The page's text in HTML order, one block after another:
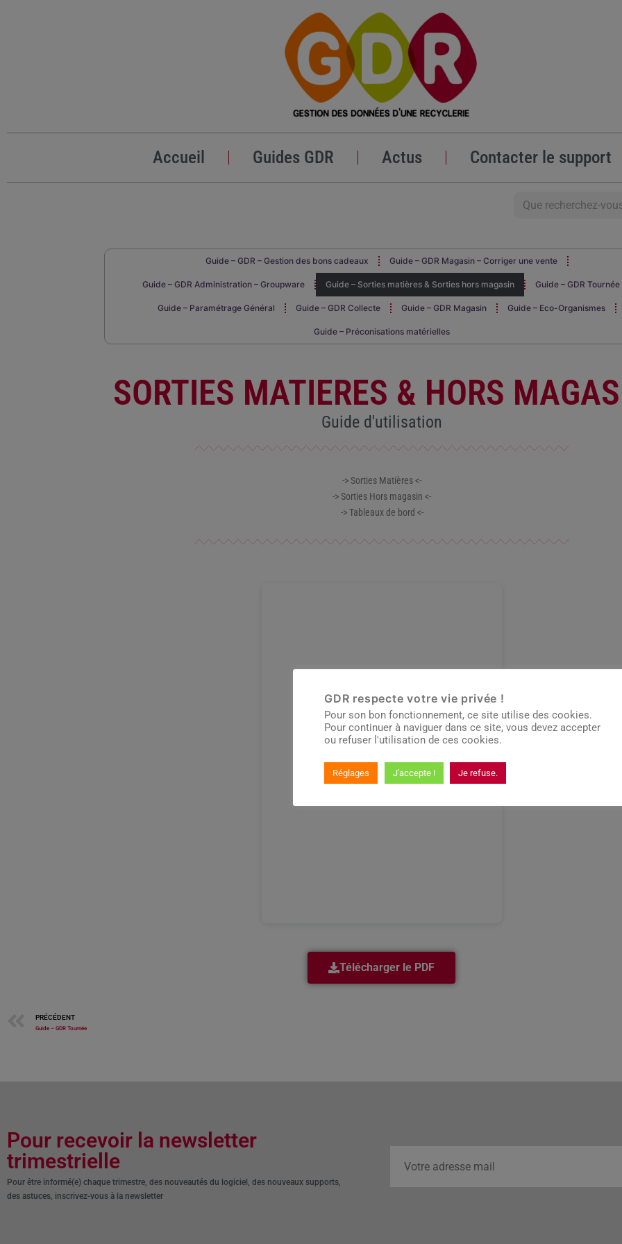
Accueil Guides GDR Actus Contacter le support
Guide – GDR – Gestion des bons cadeaux Guide – GDR Magasin – Corriger une vente
Guide – GDR Administration – Groupware Guide – Sorties matières & Sorties hors magasin Guide – GDR Tournée
Guide – Paramétrage Général Guide – GDR Collecte Guide – GDR Magasin Guide – Eco-Organismes
Guide – Préconisations matérielles
SORTIES MATIERES & HORS
Guide d'utilisation
-> Sorties Matières <-
-> Sorties Hors magasin <-
-> Tableaux de bord <-
Télécharger le PDF
PRÉCÉDENT
Guide – GDR Tournée
Pour recevoir la newsletter
trimestrielle
Pour être informé(e) chaque trimestre, des nouveautés du logiciel, des nouveaux supports,
des astuces, inscrivez-vous à la newsletter
GDR respecte votre vie privée !
Pour son bon fonctionnement, ce site utilise des cookies.
Pour continuer à naviguer dans ce site, vous devez accepter
ou refuser l'utilisation de ces cookies.
Réglages J'accepte ! Je refuse.